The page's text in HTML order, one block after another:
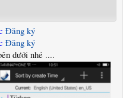
Đăng ký
Đăng ký
dưới nhé ....